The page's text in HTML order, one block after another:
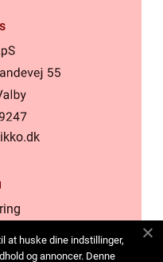
at huske dine indstillinger,
og annoncer. Denne